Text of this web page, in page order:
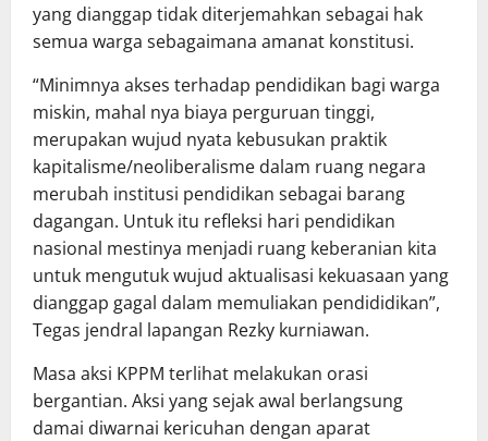
yang dianggap tidak diterjemahkan sebagai hak
semua warga sebagaimana amanat konstitusi.
“Minimnya akses terhadap pendidikan bagi warga
miskin, mahal nya biaya perguruan tinggi,
merupakan wujud nyata kebusukan praktik
kapitalisme/neoliberalisme dalam ruang negara
merubah institusi pendidikan sebagai barang
dagangan. Untuk itu refleksi hari pendidikan
nasional mestinya menjadi ruang keberanian kita
untuk mengutuk wujud aktualisasi kekuasaan yang
dianggap gagal dalam memuliakan pendididikan”,
Tegas jendral lapangan Rezky kurniawan.
Masa aksi KPPM terlihat melakukan orasi
bergantian. Aksi yang sejak awal berlangsung
damai diwarnai kericuhan dengan aparat